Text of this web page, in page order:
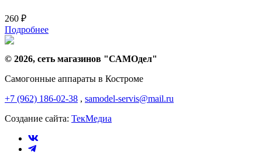
260 ₽
Подробнее
© 2026, сеть магазинов "САМОдел"
Самогонные аппараты в Костроме
+7 (962) 186-02-38 , samodel-servis@mail.ru
Создание сайта: ТекМедиа